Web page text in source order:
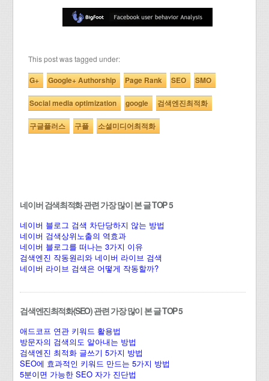
This post was tagged under:
G+ Google+ Authorship Page Rank SEO SMO
Social media optimization google 검색엔진최적화
구글플러스 구플 소셜미디어최적화
네이버 검색최적화 관련 가장 많이 본 글 TOP 5
네이버 블로그 검색 차단당하지 않는 방법
네이버 검색상위노출의 역효과
네이버 블로그를 떠나는 3가지 이유
검색엔진 작동원리와 네이버 라이브 검색
네이버 라이브 검색은 어떻게 작동할까?
검색엔진최적화(SEO) 관련 가장 많이 본 글 TOP 5
애드코프 연관 키워드 활용법
방문자의 검색의도 알아내는 방법
검색엔진 최적화 글쓰기 5가지 방법
SEO에 효과적인 키워드 만드는 5가지 방법
5분이면 가능한 SEO 자가 진단법